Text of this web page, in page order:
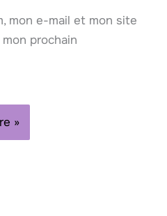
mon e-mail et mon site
prochain